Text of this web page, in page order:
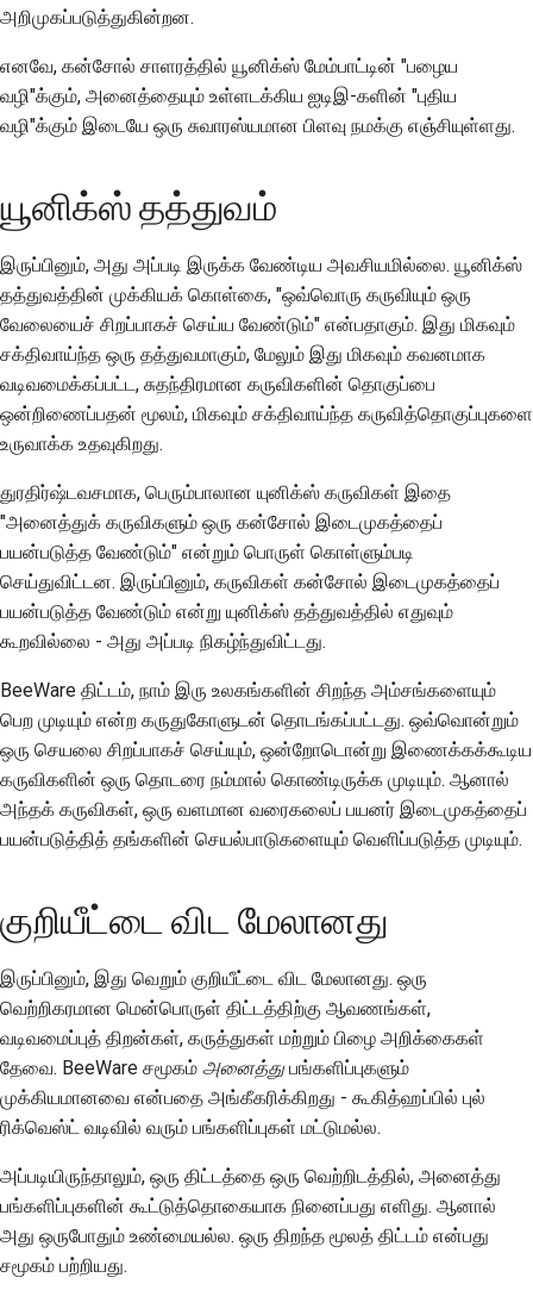
ஆவணங்களை எழுதுதல்
மாற்றக் குறிப்பைச்
புல் ரிக்வெஸ்டைச்
மதிப்பாய்வு வழங்குதல்
புதிய சிக்கலைச்
சமர்ப்பித்தல்
புதிய அம்சத்தை
உள்ளடக்கத்தை
மொழிபெயர்த்தல்
புல் ரிக்வெஸ்ட் மதிப்பாய்வு
செயல்முறை
கலைமருத்துவக்
கொள்கை
குறியீட்டு நடை வழிகாட்டி
ஆவணப்படுத்தல் பாணி
அறிமுகப்படுத்துகின்றன.
எனவே, கன்சோல் சாளரத்தில் யூனிக்ஸ் மேம்பாட்டின் "பழைய
வழி"க்கும், அனைத்தையும் உள்ளடக்கிய ஐடிஇ-களின் "புதிய
வழி"க்கும் இடையே ஒரு சுவாரஸ்யமான பிளவு நமக்கு எஞ்சியுள்ளது.
யூனிக்ஸ் தத்துவம்
இருப்பினும், அது அப்படி இருக்க வேண்டிய அவசியமில்லை. யூனிக்ஸ்
தத்துவத்தின் முக்கியக் கொள்கை, "ஒவ்வொரு கருவியும் ஒரு
வேலையைச் சிறப்பாகச் செய்ய வேண்டும்" என்பதாகும். இது மிகவும்
சக்திவாய்ந்த ஒரு தத்துவமாகும், மேலும் இது மிகவும் கவனமாக
வடிவமைக்கப்பட்ட, சுதந்திரமான கருவிகளின் தொகுப்பை
ஒன்றிணைப்பதன் மூலம், மிகவும் சக்திவாய்ந்த கருவித்தொகுப்புகளை
உருவாக்க உதவுகிறது.
துரதிர்ஷ்டவசமாக, பெரும்பாலான யுனிக்ஸ் கருவிகள் இதை
"அனைத்துக் கருவிகளும் ஒரு கன்சோல் இடைமுகத்தைப்
பயன்படுத்த வேண்டும்" என்றும் பொருள் கொள்ளும்படி
செய்துவிட்டன. இருப்பினும், கருவிகள் கன்சோல் இடைமுகத்தைப்
பயன்படுத்த வேண்டும் என்று யுனிக்ஸ் தத்துவத்தில் எதுவும்
கூறவில்லை - அது அப்படி நிகழ்ந்துவிட்டது.
BeeWare திட்டம், நாம் இரு உலகங்களின் சிறந்த அம்சங்களையும்
பெற முடியும் என்ற கருதுகோளுடன் தொடங்கப்பட்டது. ஒவ்வொன்றும்
ஒரு செயலை சிறப்பாகச் செய்யும், ஒன்றோடொன்று இணைக்கக்கூடிய
கருவிகளின் ஒரு தொடரை நம்மால் கொண்டிருக்க முடியும். ஆனால்
அந்தக் கருவிகள், ஒரு வளமான வரைகலைப் பயனர் இடைமுகத்தைப்
பயன்படுத்தித் தங்களின் செயல்பாடுகளையும் வெளிப்படுத்த முடியும்.
குறியீட்டை விட மேலானது
இருப்பினும், இது வெறும் குறியீட்டை விட மேலானது. ஒரு
வெற்றிகரமான மென்பொருள் திட்டத்திற்கு ஆவணங்கள்,
வடிவமைப்புத் திறன்கள், கருத்துகள் மற்றும் பிழை அறிக்கைகள்
தேவை. BeeWare சமூகம் அனைத்துபங்களிப்புகளும்
முக்கியமானவை என்பதை அங்கீகரிக்கிறது - கூகித்ஹப்பில் புல்
ரிக்வெஸ்ட் வடிவில் வரும் பங்களிப்புகள் மட்டுமல்ல.
அப்படியிருந்தாலும், ஒரு திட்டத்தை ஒரு வெற்றிடத்தில், அனைத்து
பங்களிப்புகளின் கூட்டுத்தொகையாக நினைப்பது எளிது. ஆனால்
அது ஒருபோதும் உண்மையல்ல. ஒரு திறந்த மூலத் திட்டம் என்பது
சமூகம் பற்றியது.